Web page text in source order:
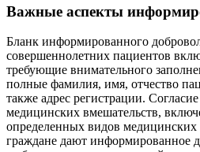
Важные аспекты
Бланк информированного
совершеннолетних пациентов
требующие внимательного
полные фамилия, имя, отчество
также адрес регистрации.
медицинских вмешательств,
определенных видов медицинских
граждане дают информированное